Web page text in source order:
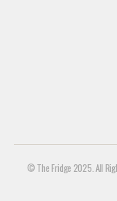
© The Fridge 2025. All